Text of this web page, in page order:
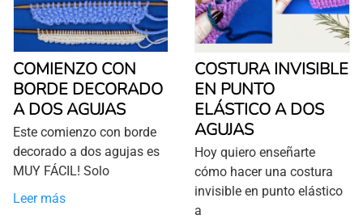
COMIENZO CON
BORDE DECORADO
A DOS AGUJAS
Este comienzo con borde
decorado a dos agujas es
MUY FÁCIL! Solo
Leer más
COSTURA INVISIBLE
EN PUNTO
ELÁSTICO A DOS
AGUJAS
Hoy quiero enseñarte
cómo hacer una costura
invisible en punto elástico
a